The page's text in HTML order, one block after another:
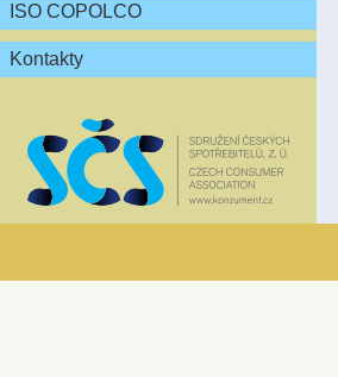
ISO COPOLCO
Kontakty